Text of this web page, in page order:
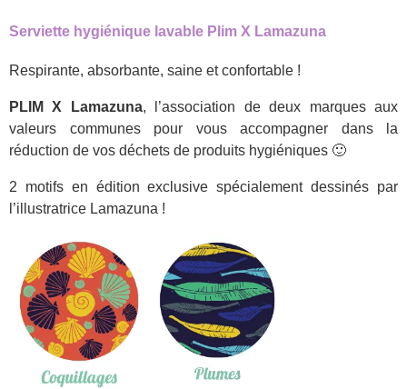
Serviette hygiénique lavable Plim X Lamazuna
Respirante, absorbante, saine et confortable !
PLIM X Lamazuna, l’association de deux marques aux
valeurs communes pour vous accompagner dans la
réduction de vos déchets de produits hygiéniques 🙂
2 motifs en édition exclusive spécialement dessinés par
l’illustratrice Lamazuna !